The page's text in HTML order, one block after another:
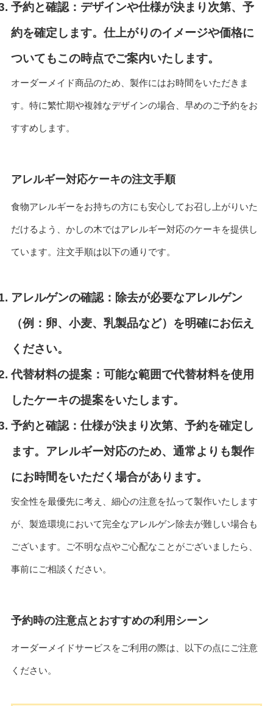
予約と確認： デザインや仕様が決まり次第、予
約を確定します。仕上がりのイメージや価格に
ついてもこの時点でご案内いたします。
オーダーメイド商品のため、製作にはお時間をいただきま
す。特に繁忙期や複雑なデザインの場合、早めのご予約をお
すすめします。
アレルギー対応ケーキの注文手順
食物アレルギーをお持ちの方にも安心してお召し上がりいた
だけるよう、かしの木ではアレルギー対応のケーキを提供し
ています。注文手順は以下の通りです。
アレルゲンの確認： 除去が必要なアレルゲン
（例：卵、小麦、乳製品など）を明確にお伝え
ください。
代替材料の提案： 可能な範囲で代替材料を使用
したケーキの提案をいたします。
予約と確認： 仕様が決まり次第、予約を確定し
ます。アレルギー対応のため、通常よりも製作
にお時間をいただく場合があります。
安全性を最優先に考え、細心の注意を払って製作いたします
が、製造環境において完全なアレルゲン除去が難しい場合も
ございます。ご不明な点やご心配なことがございましたら、
事前にご相談ください。
予約時の注意点とおすすめの利用シーン
オーダーメイドサービスをご利用の際は、以下の点にご注意
ください。